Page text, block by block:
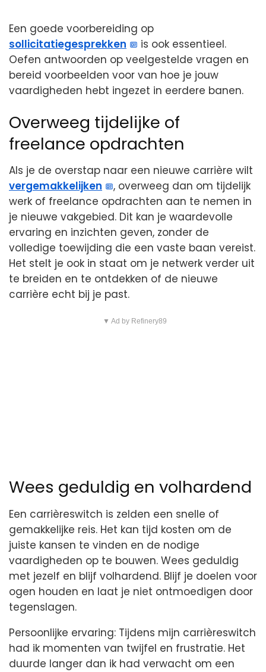
Een goede voorbereiding op
sollicitatiegesprekken
is ook essentieel.
Oefen antwoorden op veelgestelde vragen en
bereid voorbeelden voor van hoe je jouw
vaardigheden hebt ingezet in eerdere banen.
Overweeg tijdelijke of
freelance opdrachten
Als je de overstap naar een nieuwe carrière wilt
vergemakkelijken
, overweeg dan om tijdelijk
werk of freelance opdrachten aan te nemen in
je nieuwe vakgebied. Dit kan je waardevolle
ervaring en inzichten geven, zonder de
volledige toewijding die een vaste baan vereist.
Het stelt je ook in staat om je netwerk verder uit
te breiden en te ontdekken of de nieuwe
carrière echt bij je past.
▼ Ad by Refinery89
Wees geduldig en volhardend
Een carrièreswitch is zelden een snelle of
gemakkelijke reis. Het kan tijd kosten om de
juiste kansen te vinden en de nodige
vaardigheden op te bouwen. Wees geduldig
met jezelf en blijf volhardend. Blijf je doelen voor
ogen houden en laat je niet ontmoedigen door
tegenslagen.
Persoonlijke ervaring: Tijdens mijn carrièreswitch
had ik momenten van twijfel en frustratie. Het
duurde langer dan ik had verwacht om een